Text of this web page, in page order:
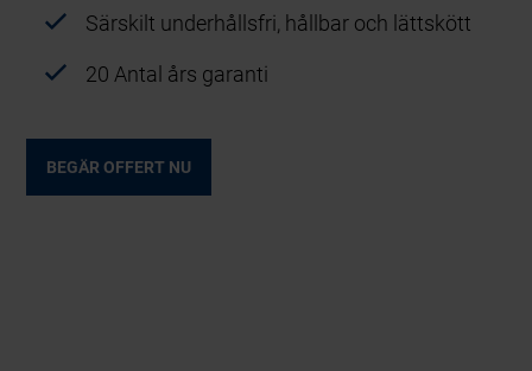
Särskilt underhållsfri, hållbar och lättskött
20 Antal års garanti
BEGÄR OFFERT NU